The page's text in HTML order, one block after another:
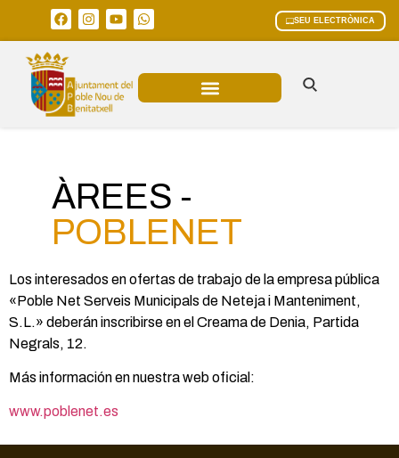
SEU ELECTRÒNICA
ÀREES -
POBLENET
Los interesados en ofertas de trabajo de la empresa pública
«Poble Net Serveis Municipals de Neteja i Manteniment,
S.L.» deberán inscribirse en el Creama de Denia, Partida
Negrals, 12.
Más información en nuestra web oficial:
www.poblenet.es